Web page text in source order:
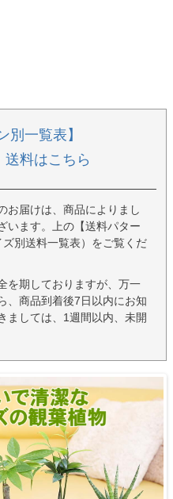
別一覧表】
料はこちら
お届けは、商品によりまし
います。上の【送料パター
別送料一覧表）をご覧くだ
を期しておりますが、万一
、商品到着後7日以内にお知
ましては、1週間以内、未開